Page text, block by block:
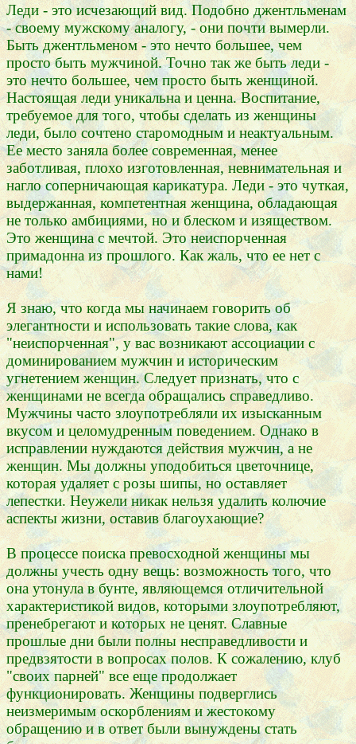
Леди - это исчезающий вид. Подобно джентльменам
- своему мужскому аналогу, - они почти вымерли.
Быть джентльменом - это нечто большее, чем
просто быть мужчиной. Точно так же быть леди -
это нечто большее, чем просто быть женщиной.
Настоящая леди уникальна и ценна. Воспитание,
требуемое для того, чтобы сделать из женщины
леди, было сочтено старомодным и неактуальным.
Ее место заняла более современная, менее
заботливая, плохо изготовленная, невнимательная и
нагло соперничающая карикатура. Леди - это чуткая,
выдержанная, компетентная женщина, обладающая
не только амбициями, но и блеском и изяществом.
Это женщина с мечтой. Это неиспорченная
примадонна из прошлого. Как жаль, что ее нет с
нами!
Я знаю, что когда мы начинаем говорить об
элегантности и использовать такие слова, как
"неиспорченная", у вас возникают ассоциации с
доминированием мужчин и историческим
угнетением женщин. Следует признать, что с
женщинами не всегда обращались справедливо.
Мужчины часто злоупотребляли их изысканным
вкусом и целомудренным поведением. Однако в
исправлении нуждаются действия мужчин, а не
женщин. Мы должны уподобиться цветочнице,
которая удаляет с розы шипы, но оставляет
лепестки. Неужели никак нельзя удалить колючие
аспекты жизни, оставив благоухающие?
В процессе поиска превосходной женщины мы
должны учесть одну вещь: возможность того, что
она утонула в бунте, являющемся отличительной
характеристикой видов, которыми злоупотребляют,
пренебрегают и которых не ценят. Славные
прошлые дни были полны несправедливости и
предвзятости в вопросах полов. К сожалению, клуб
"своих парней" все еще продолжает
функционировать. Женщины подверглись
неизмеримым оскорблениям и жестокому
обращению и в ответ были вынуждены стать